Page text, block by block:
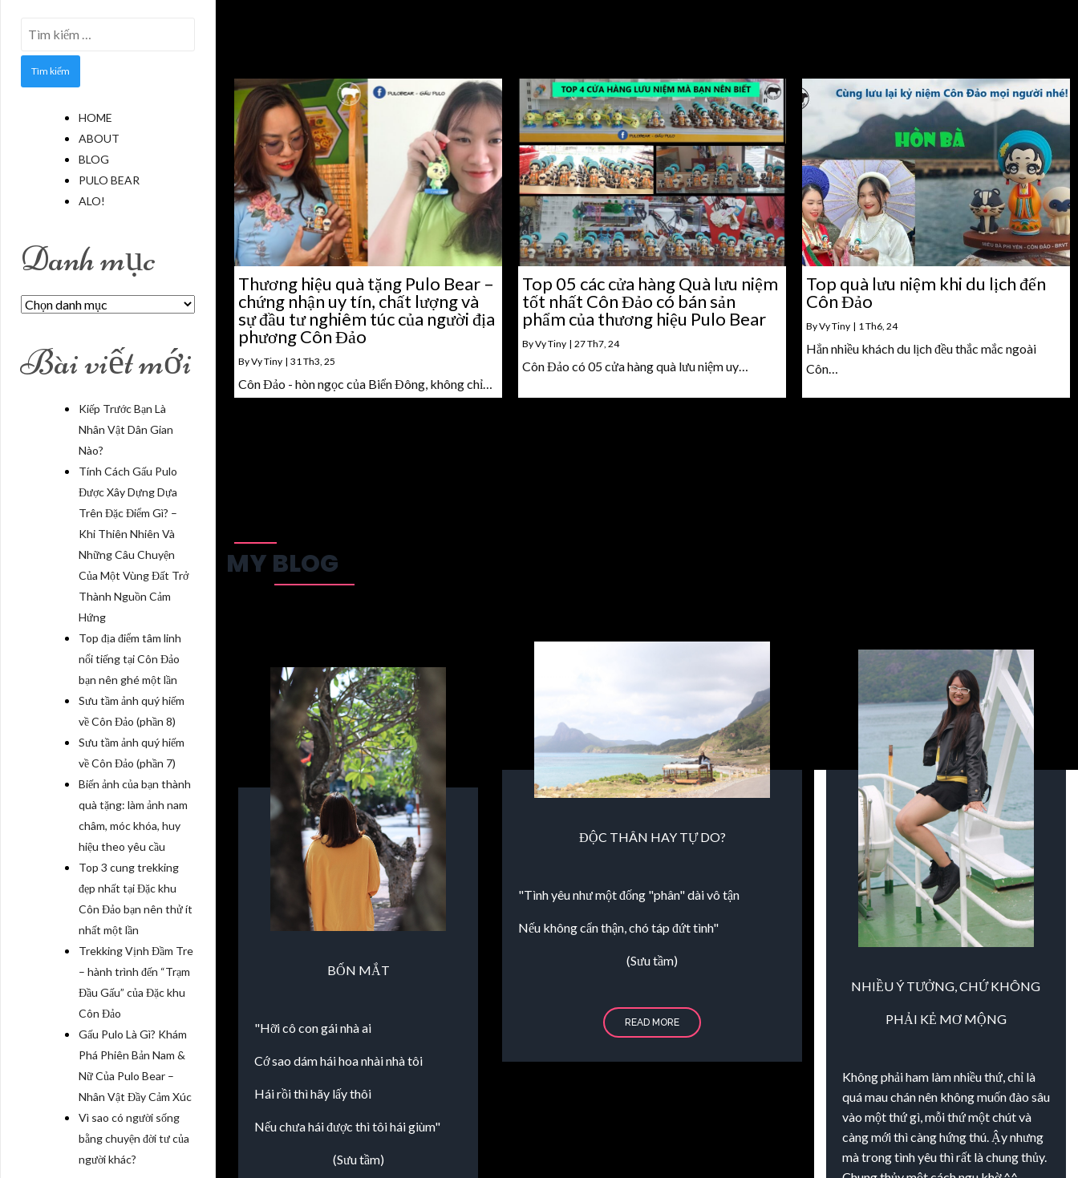
Thương hiệu quà tặng Pulo Bear –
chứng nhận uy tín, chất lượng và
sự đầu tư nghiêm túc của người địa
phương Côn Đảo
ByVy Tiny | 31 Th3, 25
Côn Đảo - hòn ngọc của Biển Đông, không chỉ…
Top 05 các cửa hàng Quà lưu niệm
tốt nhất Côn Đảo có bán sản
phẩm của thương hiệu Pulo Bear
ByVy Tiny | 27Th7, 24
Côn Đảo có 05 cửa hàng quà lưu niệm uy…
Top quà lưu niệm khi du lịch đến
Côn Đảo
ByVy Tiny | 1 Th6, 24
Hẳn nhiều khách du lịch đều thắc mắc ngoài
Côn…
MY BLOG
BỐN MẮT
"Hỡi cô con gái nhà ai
Cớ sao dám hái hoa nhài nhà tôi
Hái rồi thì hãy lấy thôi
Nếu chưa hái được thì tôi hái giùm"
(Sưu tầm)
ĐỘC THÂN HAY TỰ DO?
"Tình yêu như một đống "phân" dài vô tận
Nếu không cẩn thận, chó táp đứt tình"
(Sưu tầm)
READ MORE
NHIỀU Ý TƯỞNG, CHỨ KHÔNG
PHẢI KẺ MƠ MỘNG
Không phải ham làm nhiều thứ, chỉ là
quá mau chán nên không muốn đào sâu
vào một thứ gì, mỗi thứ một chút và
càng mới thì càng hứng thú. Ậy nhưng
mà trong tình yêu thì rất là chung thủy.
Tìm
cho:
HOME
ABOUT
BLOG
PULO BEAR
ALO!
Danh mục
Danh
Bài viết mới
Kiếp Trước Bạn Là
Nhân Vật Dân Gian
Nào?
Tính Cách Gấu Pulo
Được Xây Dựng Dựa
Trên Đặc Điểm Gì? –
Khi Thiên Nhiên Và
Những Câu Chuyện
Của Một Vùng Đất Trở
Thành Nguồn Cảm
Hứng
Top địa điểm tâm linh
nổi tiếng tại Côn Đảo
bạn nên ghé một lần
Sưu tầm ảnh quý hiếm
về Côn Đảo (phần 8)
Sưu tầm ảnh quý hiếm
về Côn Đảo (phần 7)
Biến ảnh của bạn thành
quà tặng: làm ảnh nam
châm, móc khóa, huy
hiệu theo yêu cầu
Top 3 cung trekking
đẹp nhất tại Đặc khu
Côn Đảo bạn nên thử ít
nhất một lần
Trekking Vịnh Đầm Tre
– hành trình đến “Trạm
Đầu Gấu” của Đặc khu
Côn Đảo
Gấu Pulo Là Gì? Khám
Phá Phiên Bản Nam &
Nữ Của Pulo Bear –
Nhân Vật Đầy Cảm Xúc
Vì sao có người sống
bằng chuyện đời tư của
người khác?